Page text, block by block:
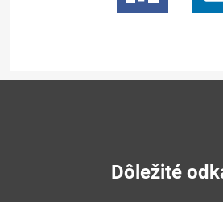
Dôležité